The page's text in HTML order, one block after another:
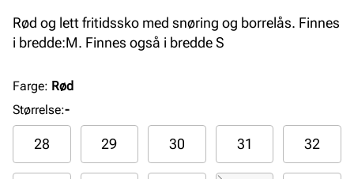
Rød og lett fritidssko med snøring og borrelås. Finnes
i bredde:M. Finnes også i bredde S
Farge: Rød
Størrelse:-
28 29 30 31 32